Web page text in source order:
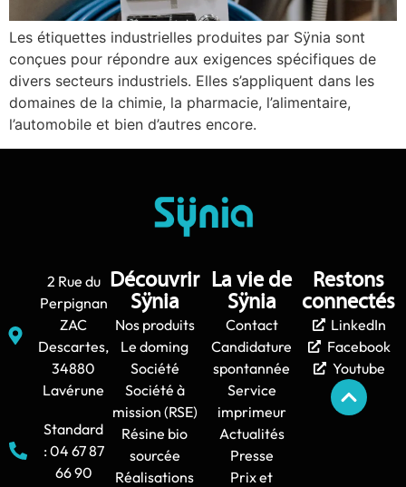
Les étiquettes industrielles produites par Sÿnia sont
conçues pour répondre aux exigences spécifiques de
divers secteurs industriels. Elles s’appliquent dans les
domaines de la chimie, la pharmacie, l’alimentaire,
l’automobile et bien d’autres encore.
2 Rue du
Perpignan
ZAC
Descartes,
34880
Lavérune
Standard
: 04 67 87
66 90
Découvrir
Sÿnia
Nos produits
Le doming
Société
Société à
mission (RSE)
Résine bio
sourcée
Réalisations
La vie de
Sÿnia
Contact
Candidature
spontannée
Service
imprimeur
Actualités
Presse
Prix et
Restons
connectés
LinkedIn
Facebook
Youtube